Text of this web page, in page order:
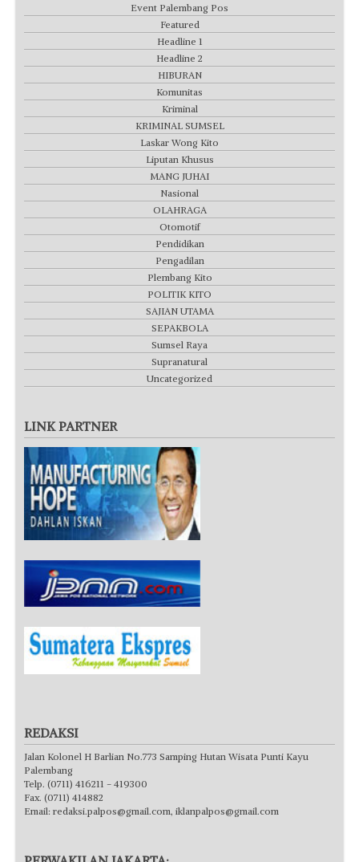
Event Palembang Pos
Featured
Headline 1
Headline 2
HIBURAN
Komunitas
Kriminal
KRIMINAL SUMSEL
Laskar Wong Kito
Liputan Khusus
MANG JUHAI
Nasional
OLAHRAGA
Otomotif
Pendidikan
Pengadilan
Plembang Kito
POLITIK KITO
SAJIAN UTAMA
SEPAKBOLA
Sumsel Raya
Supranatural
Uncategorized
LINK PARTNER
REDAKSI
Jalan Kolonel H Barlian No.773 Samping Hutan Wisata Punti Kayu
Palembang
Telp. (0711) 416211 - 419300
Fax. (0711) 414882
Email: redaksi.palpos@gmail.com, iklanpalpos@gmail.com